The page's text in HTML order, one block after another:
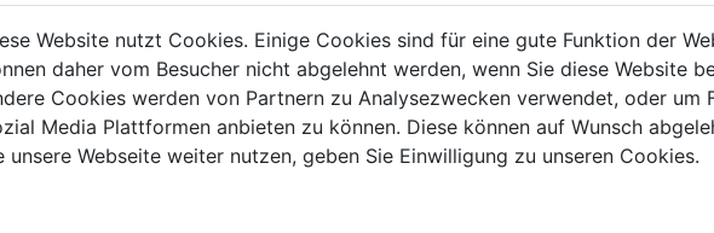
jeweils gültigen Mehrwertsteuer und Versandkosten. Für Irrtümer und
unter 50,00 EUR behalten wir uns die Berechnung eines
können Farbabweichungen zwischen der Bildschirmdarstellung und dem
Website nutzt Cookies. Einige Cookies sind für eine gute Funktion der
daher vom Besucher nicht abgelehnt werden, wenn Sie diese Website
Cookies werden von Partnern zu Analysezwecken verwendet, oder um
Media Plattformen anbieten zu können. Diese können auf Wunsch
unsere Webseite weiter nutzen, geben Sie Einwilligung zu unseren Cookies.